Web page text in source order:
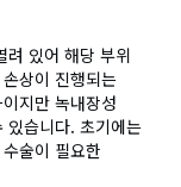
려 있어 해당 부위
상이 진행되는
지만 녹내장성
있습니다. 초기에는
술이 필요한